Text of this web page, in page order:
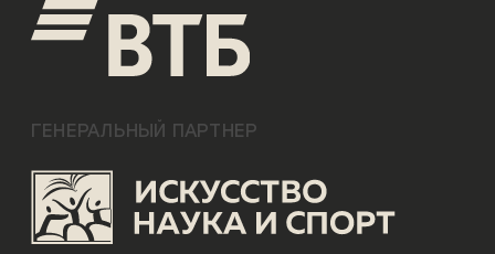
ГЕНЕРАЛЬНЫЙ ПАРТНЕР